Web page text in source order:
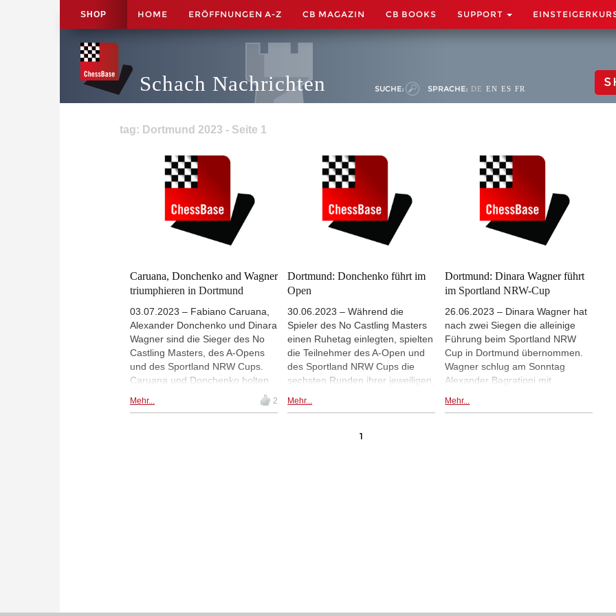
SHOP HOME ERÖFFNUNGEN A-Z CB MAGAZIN CB BOOKS SUPPORT
Schach Nachrichten SUCHE: SPRACHE: DE EN ES FR
tag: Dortmund 2023 - Seite 1
Caruana, Donchenko and Wagner
triumphieren in Dortmund
03.07.2023 – Fabiano Caruana,
Alexander Donchenko und Dinara
Wagner sind die Sieger des No
Castling Masters, des A-Opens
und des Sportland NRW Cups.
Caruana und Donchenko holten
letzten Spieltag, während Wagner
Mehr... 2
Dortmund: Donchenko führt im
Open
30.06.2023 – Während die
Spieler des No Castling Masters
einen Ruhetag einlegten, spielten
die Teilnehmer des A-Open und
des Sportland NRW Cups die
sechsten Runden ihrer jeweiligen
besiegte Matthias Blübaum zum
Turnierpartie und übernahm
Mehr...
Dortmund: Dinara Wagner führt
im Sportland NRW-Cup
26.06.2023 – Dinara Wagner hat
nach zwei Siegen die alleinige
Führung beim Sportland NRW
Cup in Dortmund übernommen.
Wagner schlug am Sonntag
Alexander Bagrationi mit
drei Topgesetzten Matthias
Mehr...
1